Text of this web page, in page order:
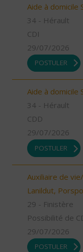
Aide à domicile
34 - Hérault
CDI
29/07/2026
POSTULER
Aide à domicile
34 - Hérault
CDD
29/07/2026
POSTULER
Auxiliaire de
Lanildut,
29 - Finistère
Possibilité de
29/07/2026
POSTULER